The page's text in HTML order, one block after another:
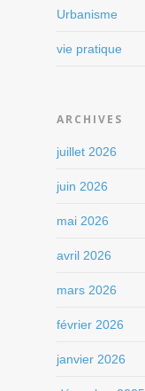
Urbanisme
vie pratique
ARCHIVES
juillet 2026
juin 2026
mai 2026
avril 2026
mars 2026
février 2026
janvier 2026